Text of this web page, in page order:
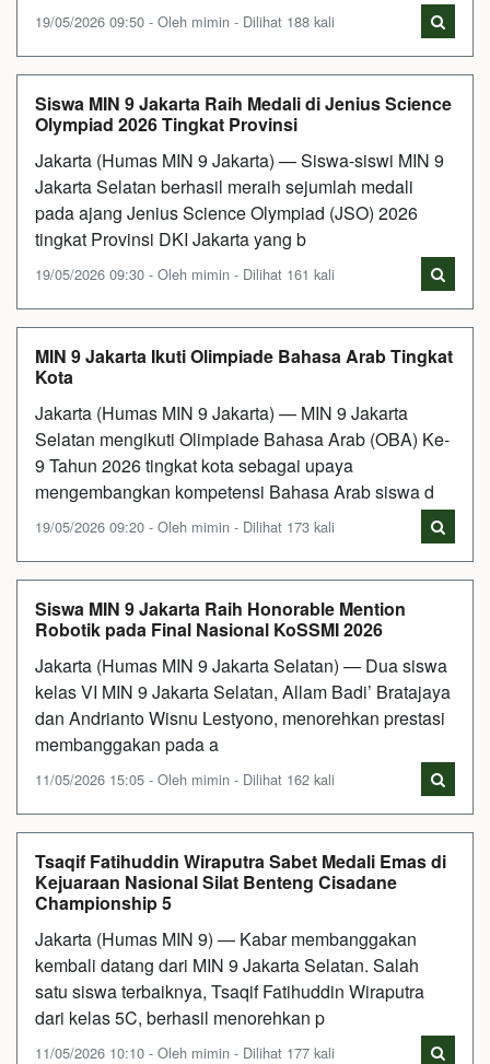
19/05/2026 09:50 - Oleh mimin - Dilihat 188 kali
Siswa MIN 9 Jakarta Raih Medali di Jenius Science
Olympiad 2026 Tingkat Provinsi
Jakarta (Humas MIN 9 Jakarta) — Siswa-siswi MIN 9
Jakarta Selatan berhasil meraih sejumlah medali
pada ajang Jenius Science Olympiad (JSO) 2026
tingkat Provinsi DKI Jakarta yang b
19/05/2026 09:30 - Oleh mimin - Dilihat 161 kali
MIN 9 Jakarta Ikuti Olimpiade Bahasa Arab Tingkat
Kota
Jakarta (Humas MIN 9 Jakarta) — MIN 9 Jakarta
Selatan mengikuti Olimpiade Bahasa Arab (OBA) Ke-
9 Tahun 2026 tingkat kota sebagai upaya
mengembangkan kompetensi Bahasa Arab siswa d
19/05/2026 09:20 - Oleh mimin - Dilihat 173 kali
Siswa MIN 9 Jakarta Raih Honorable Mention
Robotik pada Final Nasional KoSSMI 2026
Jakarta (Humas MIN 9 Jakarta Selatan) — Dua siswa
kelas VI MIN 9 Jakarta Selatan, Allam Badi’ Bratajaya
dan Andrianto Wisnu Lestyono, menorehkan prestasi
membanggakan pada a
11/05/2026 15:05 - Oleh mimin - Dilihat 162 kali
Tsaqif Fatihuddin Wiraputra Sabet Medali Emas di
Kejuaraan Nasional Silat Benteng Cisadane
Championship 5
Jakarta (Humas MIN 9) — Kabar membanggakan
kembali datang dari MIN 9 Jakarta Selatan. Salah
satu siswa terbaiknya, Tsaqif Fatihuddin Wiraputra
dari kelas 5C, berhasil menorehkan p
11/05/2026 10:10 - Oleh mimin - Dilihat 177 kali